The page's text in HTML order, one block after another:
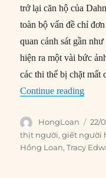
trở lại căn hộ của
toàn bộ vấn đề chỉ
quan cảnh sát gần
hiện ra một vài bức
các thi thể bị chặt mất
Continue reading“22/
Author
HongLoan
on
22/
thịt người,giết người
Hồng Loan,Tracy